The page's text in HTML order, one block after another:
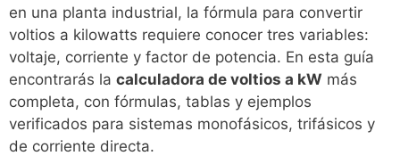
en una planta industrial, la fórmula para convertir
voltios a kilowatts requiere conocer tres variables:
voltaje, corriente y factor de potencia. En esta guía
encontrarás la calculadora de voltios a kW más
completa, con fórmulas, tablas y ejemplos
verificados para sistemas monofásicos, trifásicos y
de corriente directa.